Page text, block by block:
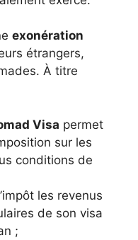
exonération
étrangers,
À titre
Visa permet
sur les
conditions de
les revenus
de son visa
;